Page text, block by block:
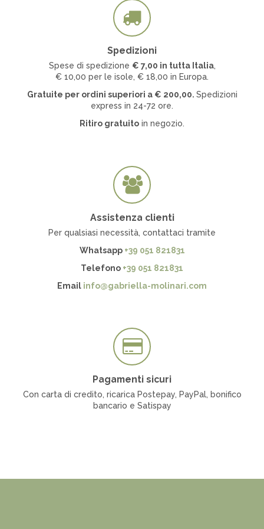
Spedizioni
Spese di spedizione € 7,00 in tutta Italia,
€ 10,00 per le isole, € 18,00 in Europa.
Gratuite per ordini superiori a € 200,00. Spedizioni
express in 24-72 ore.
Ritiro gratuito in negozio.
Assistenza clienti
Per qualsiasi necessità, contattaci tramite
Whatsapp +39 051 821831
Telefono +39 051 821831
Email info@gabriella-molinari.com
Pagamenti sicuri
Con carta di credito, ricarica Postepay, PayPal, bonifico
bancario e Satispay